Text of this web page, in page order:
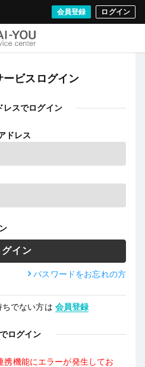
会員登録 ログイン
ービスログイン
レスでログイン
ドレス
パスワードをお忘れの方
でない方は 会員登録
ログイン
機能にエラーが発生してお